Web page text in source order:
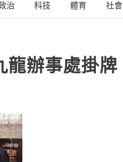
治 科技 體育 社會
龍辦事處掛牌